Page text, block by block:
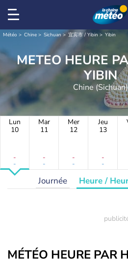
Météo Chine Sichuan 宜宾市 / Yibin Yibin
METEO HEURE
YIBIN
Chine (Sichuan)
Lun
10
-
-
Mar
11
-
-
Mer
12
-
-
Jeu
13
-
-
Journée Heure /
MÉTÉO HEURE PAR